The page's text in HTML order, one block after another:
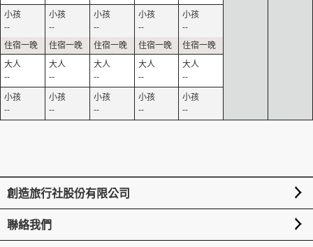
--
--
--
--
--
--
--
--
--
--
--
--
--
--
--
創造旅行社股份有限公司
聯絡我們